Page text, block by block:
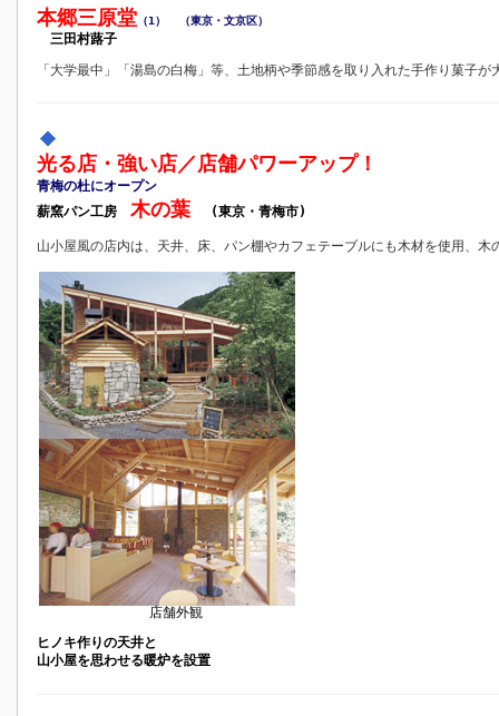
本郷三原堂 （1） （東京・文京区）
三田村蕗子
「大学最中」「湯島の白梅」等、土地柄や季節感を取り入れた手作り菓子が
光る店・強い店／店舗パワーアップ！
青梅の杜にオープン
薪窯パン工房 木の葉 (東京・青梅市)
山小屋風の店内は、天井、床、パン棚やカフェテーブルにも木材を使用、木
店舗外観
ヒノキ作りの天井と
山小屋を思わせる暖炉を設置